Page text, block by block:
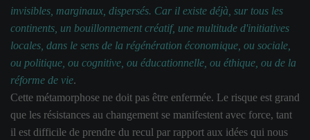
invisibles, marginaux, dispersés. Car il existe déjà, sur tous les
continents, un bouillonnement créatif, une multitude d'initiatives
locales, dans le sens de la régénération économique, ou sociale,
ou politique, ou cognitive, ou éducationnelle, ou éthique, ou de la
réforme de vie.
Cette métamorphose ne doit pas être enfermée. Le risque est grand
que les résistances au changement se manifestent avec force, tant
il est difficile de prendre du recul par rapport aux idées qui nous